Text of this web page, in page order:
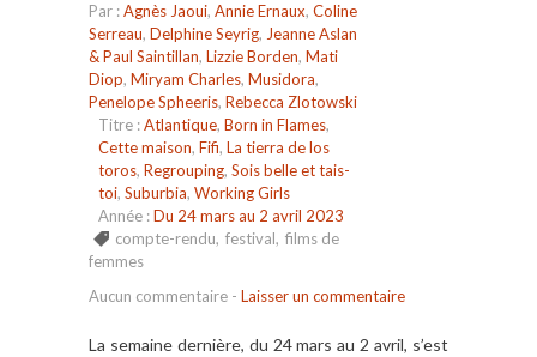
Par :Agnès Jaoui, Annie Ernaux, Coline
Serreau, Delphine Seyrig, Jeanne Aslan
& Paul Saintillan, Lizzie Borden, Mati
Diop, Miryam Charles, Musidora,
Penelope Spheeris, Rebecca Zlotowski
Titre :Atlantique, Born in Flames,
Cette maison, Fifi, La tierra de los
toros, Regrouping, Sois belle et tais-
toi, Suburbia, Working Girls
Année :Du 24 mars au 2 avril 2023
compte-rendu, festival, films de
femmes
Aucun commentaire - Laisser un commentaire
La semaine dernière, du 24 mars au 2 avril, s’est